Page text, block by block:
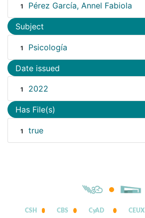
1 Pérez García, Annel Fabiola
Subject
1 Psicología
Date issued
1 2022
Has File(s)
1 true
CSH CBS CyAD CEUX